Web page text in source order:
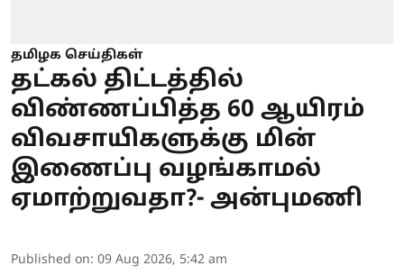
தமிழக செய்திகள்
தட்கல் திட்டத்தில்
விண்ணப்பித்த 60 ஆயிரம்
விவசாயிகளுக்கு மின்
இணைப்பு வழங்காமல்
ஏமாற்றுவதா?- அன்புமணி
Published on: 09 Aug 2026, 5:42 am